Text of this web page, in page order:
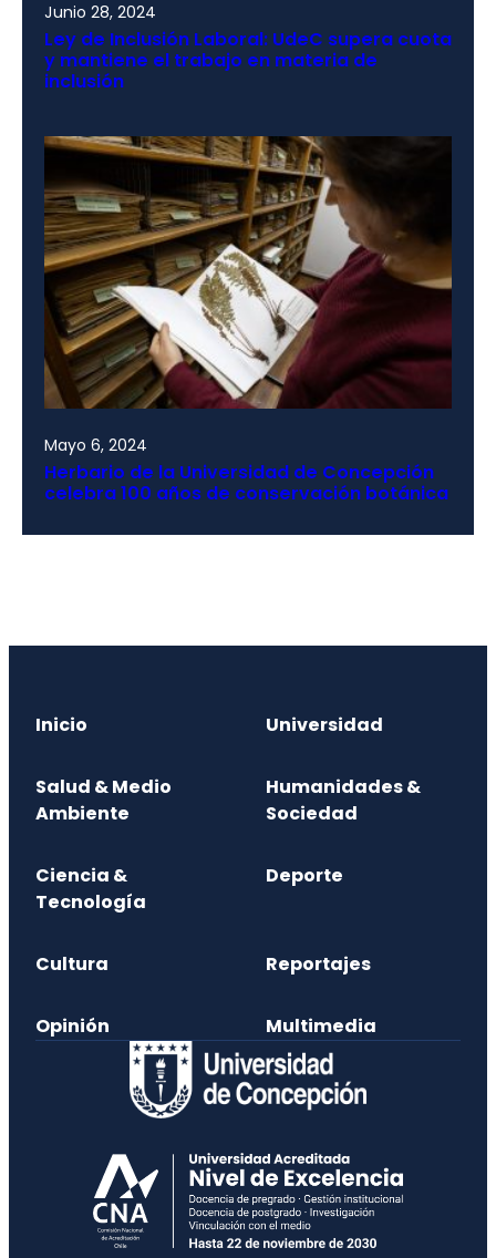
Junio 28, 2024
Ley de Inclusión Laboral: UdeC supera cuota
y mantiene el trabajo en materia de
inclusión
Mayo 6, 2024
Herbario de la Universidad de Concepción
celebra 100 años de conservación botánica
Inicio Universidad
Salud & Medio
Ambiente
Humanidades &
Sociedad
Ciencia &
Tecnología
Deporte
Cultura Reportajes
Opinión Multimedia